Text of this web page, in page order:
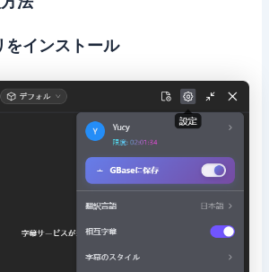
をインストール